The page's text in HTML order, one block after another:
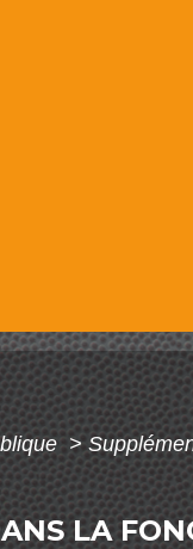
>
LA